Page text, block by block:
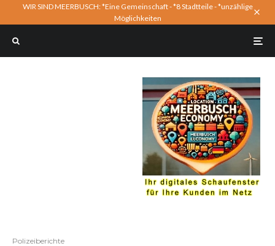
WIR SIND MEERBUSCH: *Eine Gemeinschaft - *8 Stadtteile - *unzählige
Möglichkeiten
Polizeiberichte